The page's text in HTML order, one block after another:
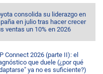
consolida su liderazgo en
en julio tras hacer crecer
ventas un 10% en 2026
Connect 2026 (parte II): el
que duele (¿por qué
ya no es suficiente?)